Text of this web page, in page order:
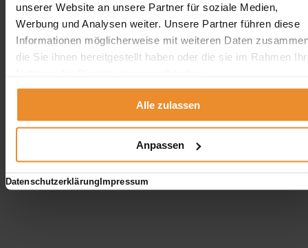
unserer Website an unsere Partner für soziale Medien,
Werbung und Analysen weiter. Unsere Partner führen diese
Informationen möglicherweise mit weiteren Daten
die Sie ihnen bereitgestellt haben oder die sie im Rahmen
Alle zulassen
Anpassen
DatenschutzerklärungImpressum